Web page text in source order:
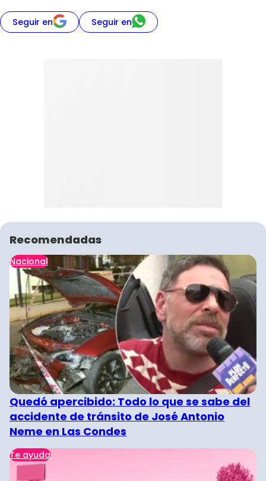
Seguir en Seguir en
Recomendadas
Nacional
Quedó apercibido: Todo lo que se sabe del
accidente de tránsito de José Antonio
Neme en Las Condes
Te ayuda